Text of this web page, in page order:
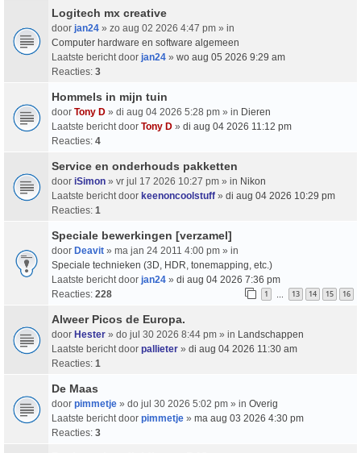
Logitech mx creative
door jan24 » zo aug 02 2026 4:47 pm » in
Computer hardware en software algemeen
Laatste bericht door jan24 » wo aug 05 2026 9:29 am
Reacties: 3
Hommels in mijn tuin
door Tony D » di aug 04 2026 5:28 pm » in Dieren
Laatste bericht door Tony D » di aug 04 2026 11:12 pm
Reacties: 4
Service en onderhouds pakketten
door iSimon » vr jul 17 2026 10:27 pm » in Nikon
Laatste bericht door keenoncoolstuff » di aug 04 2026 10:29 pm
Reacties: 1
Speciale bewerkingen [verzamel]
door Deavit » ma jan 24 2011 4:00 pm » in
Speciale technieken (3D, HDR, tonemapping, etc.)
Laatste bericht door jan24 » di aug 04 2026 7:36 pm
Reacties: 228 1 … 13 14 15 16
Alweer Picos de Europa.
door Hester » do jul 30 2026 8:44 pm » in Landschappen
Laatste bericht door pallieter » di aug 04 2026 11:30 am
Reacties: 1
De Maas
door pimmetje » do jul 30 2026 5:02 pm » in Overig
Laatste bericht door pimmetje » ma aug 03 2026 4:30 pm
Reacties: 3